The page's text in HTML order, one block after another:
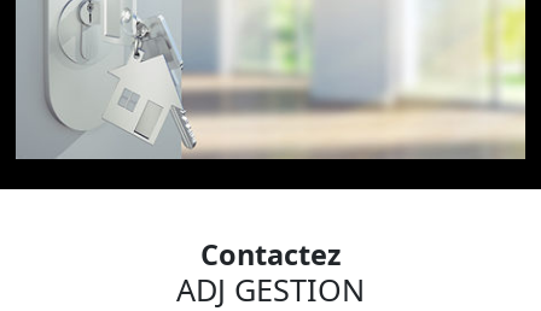
Contactez
ADJ GESTION